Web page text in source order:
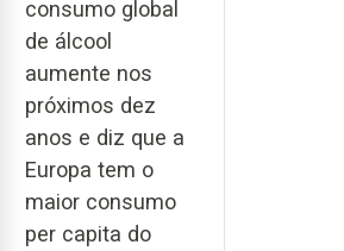
consumo global
de álcool
aumente nos
próximos dez
anos e diz que a
Europa tem o
maior consumo
per capita do